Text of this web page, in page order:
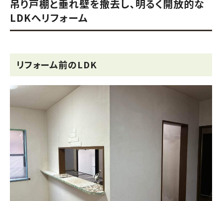
吊り戸棚と垂れ壁を撤去し、明るく開放的な
LDKへリフォーム
リフォーム前のLDK